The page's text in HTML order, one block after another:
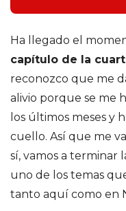
g
u
e
z
d
e
Ha llegado el
capítulo de la
reconozco que me
alivio porque se me
los últimos meses y
cuello. Así que me
sí, vamos a terminar
uno de los temas
tanto aquí como en